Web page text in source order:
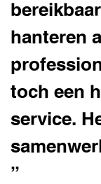
hanteren
toch een
service.
”